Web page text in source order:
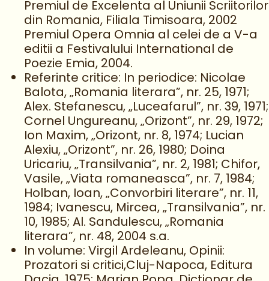
Premiul de Excelenta al Uniunii Scriitorilor
din Romania, Filiala Timisoara, 2002
Premiul Opera Omnia al celei de a V-a
editii a Festivalului International de
Poezie Emia, 2004.
Referinte critice: In periodice: Nicolae
Balota, „Romania literara”, nr. 25, 1971;
Alex. Stefanescu, „Luceafarul”, nr. 39, 1971;
Cornel Ungureanu, „Orizont”, nr. 29, 1972;
Ion Maxim, „Orizont, nr. 8, 1974; Lucian
Alexiu, „Orizont”, nr. 26, 1980; Doina
Uricariu, „Transilvania”, nr. 2, 1981; Chifor,
Vasile, „Viata romaneasca”, nr. 7, 1984;
Holban, Ioan, „Convorbiri literare”, nr. 11,
1984; Ivanescu, Mircea, „Transilvania”, nr.
10, 1985; Al. Sandulescu, „Romania
literara”, nr. 48, 2004 s.a.
In volume: Virgil Ardeleanu, Opinii:
Prozatori si critici,Cluj-Napoca, Editura